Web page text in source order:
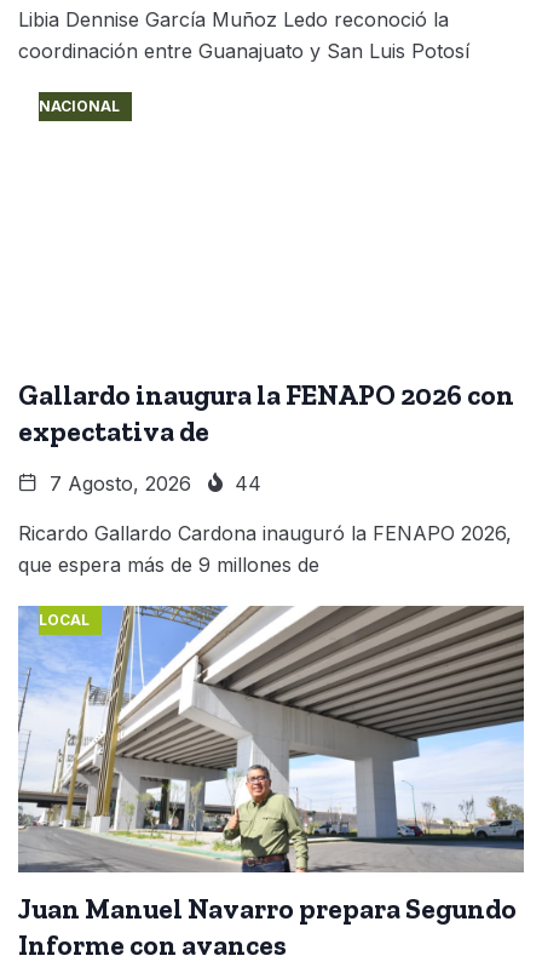
Libia Dennise García Muñoz Ledo reconoció la
coordinación entre Guanajuato y San Luis Potosí
NACIONAL
Gallardo inaugura la FENAPO 2026 con
expectativa de
7 Agosto, 2026 44
Ricardo Gallardo Cardona inauguró la FENAPO 2026,
que espera más de 9 millones de
LOCAL
Juan Manuel Navarro prepara Segundo
Informe con avances